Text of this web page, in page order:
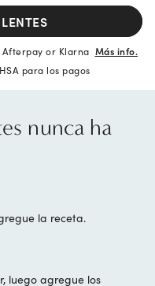
Afterpay or Klarna Más info.
para los pagos
nunca ha
la receta.
luego agregue los